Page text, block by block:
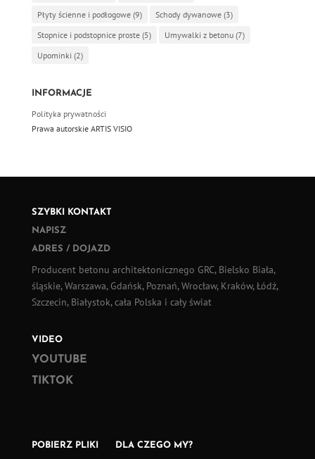
Płyty ścienne i podłogowe(9) Schody dywanowe(3)
Stopnice i podstopnice proste(5) Umywalki z betonu(7)
Upominki (2)
INFORMACJE
Polityka prywatności
Prawa autorskie ARTIS VISIO
SZYBKI KONTAKT
NAPISZ
ADRES / DOJAZD
Producent betonu architektonicznego GRC, Bielsko Biała,
śląskie, Warszawa, Gdańsk, Poznań, Wrocław, Kraków, Łódź,
Szczecin, Białystok, cała Polska i cały świat
VIDEO
YOUTUBE
TIKTOK
POBIERZ PLIKI DLA CZEGO MY?